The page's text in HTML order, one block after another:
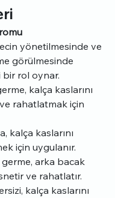
yönetilmesinde ve
görülmesinde
rol oynar.
kalça kaslarını
rahatlatmak için
kalça kaslarını
için uygulanır.
arka bacak
ve rahatlatır.
kalça kaslarını